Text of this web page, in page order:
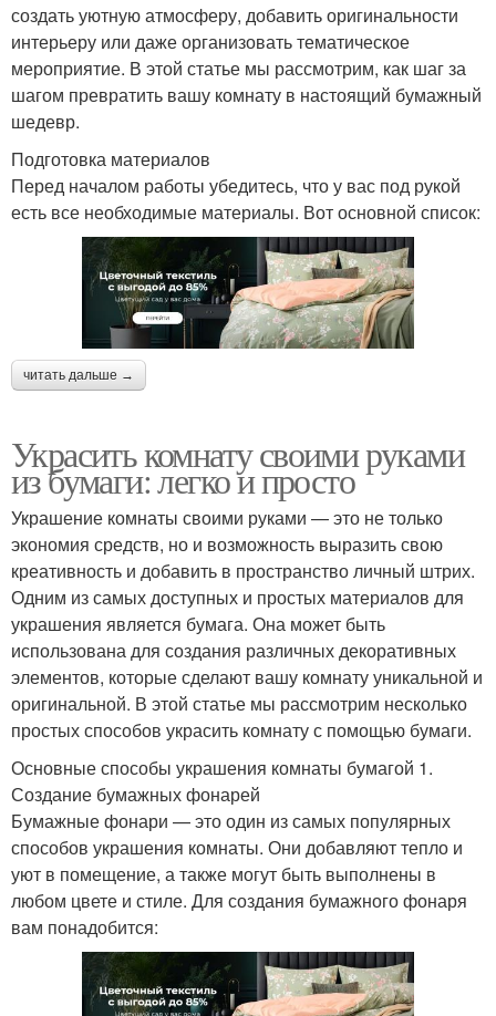
создать уютную атмосферу, добавить оригинальности
интерьеру или даже организовать тематическое
мероприятие. В этой статье мы рассмотрим, как шаг за
шагом превратить вашу комнату в настоящий бумажный
шедевр.
Подготовка материалов
Перед началом работы убедитесь, что у вас под рукой
есть все необходимые материалы. Вот основной список:
читать дальше →
Украсить комнату своими руками
из бумаги: легко и просто
Украшение комнаты своими руками — это не только
экономия средств, но и возможность выразить свою
креативность и добавить в пространство личный штрих.
Одним из самых доступных и простых материалов для
украшения является бумага. Она может быть
использована для создания различных декоративных
элементов, которые сделают вашу комнату уникальной и
оригинальной. В этой статье мы рассмотрим несколько
простых способов украсить комнату с помощью бумаги.
Основные способы украшения комнаты бумагой 1.
Создание бумажных фонарей
Бумажные фонари — это один из самых популярных
способов украшения комнаты. Они добавляют тепло и
уют в помещение, а также могут быть выполнены в
любом цвете и стиле. Для создания бумажного фонаря
вам понадобится: